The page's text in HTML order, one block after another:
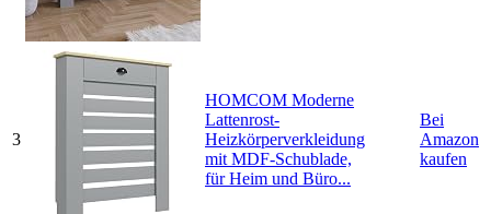
3
HOMCOM Moderne
Lattenrost-
Heizkörperverkleidung
mit MDF-Schublade,
für Heim und Büro...
Bei
Amazon
kaufen